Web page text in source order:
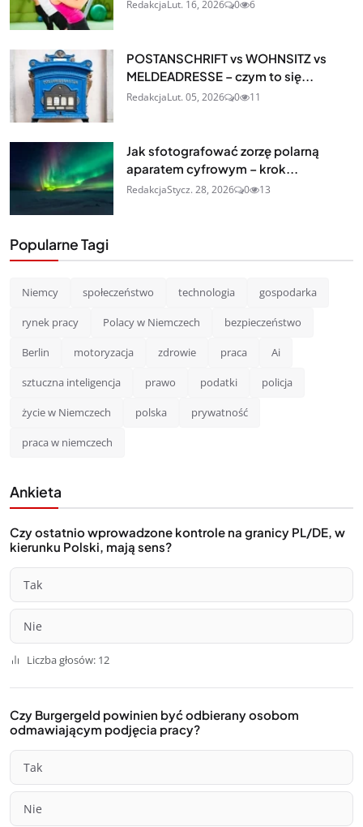
RedakcjaLut. 16, 2026 0 6
POSTANSCHRIFT vs WOHNSITZ vs
MELDEADRESSE – czym to się...
RedakcjaLut. 05, 2026 0 11
Jak sfotografować zorzę polarną
aparatem cyfrowym – krok...
RedakcjaStycz. 28, 2026 0 13
Popularne Tagi
Niemcy społeczeństwo technologia gospodarka
rynek pracy Polacy w Niemczech bezpieczeństwo
Berlin motoryzacja zdrowie praca Ai
sztuczna inteligencja prawo podatki policja
życie w Niemczech polska prywatność
praca w niemczech
Ankieta
Czy ostatnio wprowadzone kontrole na granicy PL/DE, w
kierunku Polski, mają sens?
Tak
Nie
Liczba głosów: 12
Czy Burgergeld powinien być odbierany osobom
odmawiającym podjęcia pracy?
Tak
Nie